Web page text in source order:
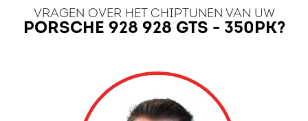
VRAGEN OVER HET CHIPTUNEN VAN UW
PORSCHE 928 928 GTS - 350PK?